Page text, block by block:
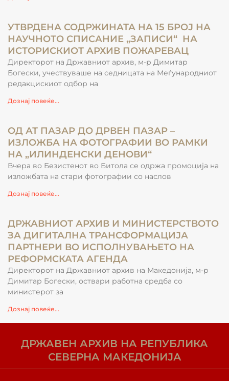
УТВРДЕНА СОДРЖИНАТА НА 15 БРОЈ НА
НАУЧНОТО СПИСАНИЕ „ЗАПИСИ“ НА
ИСТОРИСКИОТ АРХИВ ПОЖАРЕВАЦ
Директорот на Државниот архив, м-р Димитар
Богески, учествуваше на седницата на Меѓународниот
редакцискиот одбор на
Дознај повеќе...
ОД АТ ПАЗАР ДО ДРВЕН ПАЗАР –
ИЗЛОЖБА НА ФОТОГРАФИИ ВО РАМКИ
НА „ИЛИНДЕНСКИ ДЕНОВИ“
Вчера во Безистенот во Битола се одржа промоција на
изложбата на стари фотографии со наслов
Дознај повеќе...
ДРЖАВНИОТ АРХИВ И МИНИСТЕРСТВОТО
ЗА ДИГИТАЛНА ТРАНСФОРМАЦИЈА
ПАРТНЕРИ ВО ИСПОЛНУВАЊЕТО НА
РЕФОРМСКАТА АГЕНДА
Директорот на Државниот архив на Македонија, м-р
Димитар Богески, оствари работна средба со
министерот за
Дознај повеќе...
ДРЖАВЕН АРХИВ НА РЕПУБЛИКА
СЕВЕРНА МАКЕДОНИЈА